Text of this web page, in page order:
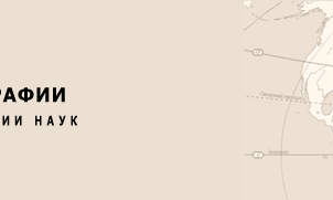
Jump to navigation